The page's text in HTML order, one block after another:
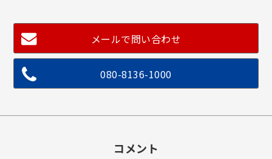
メールで問い合わせ
080-8136-1000
コメント